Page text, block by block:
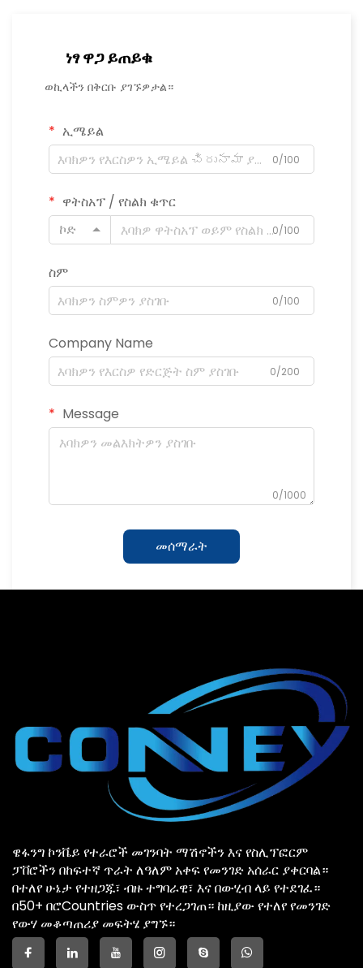
ነፃ ዋጋ ይጠይቁ
ወኪላችን በቅርቡ ያገኙዎታል።
ኢሜይል
0/100
ዋትስአፕ / የስልክ ቁጥር
ኮድ
0/100
ስም
0/100
Company Name
0/200
Message
0/1000
መሰማራት
ዌፋንግ ኮንቬይ የተራሮች መገንባት ማሽኖችን እና የስሊፕፎርም
ፓቨሮችን በከፍተኛ ጥራት ለዓለም አቀፍ የመንገድ አሰራር ያቀርባል።
በተለየ ሁኔታ የተዘጋጁ፣ ብዙ ተግባራዊ፣ እና በውሂብ ላይ የተደገፈ።
በ50+ በሮCountries ውስጥ የተረጋገጠ። ከዚያው የተለየ የመንገድ
የውሃ መቆጣጠሪያ መፍትሄ ያግኙ።